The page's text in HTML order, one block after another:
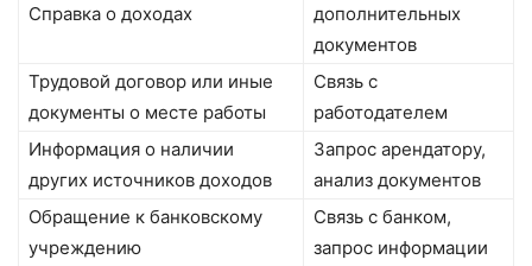
Справка о доходах
дополнительных
документов
Трудовой договор или иные
документы о месте работы
Связь с
работодателем
Информация о наличии
других источников доходов
Запрос арендатору,
анализ документов
Обращение к банковскому
учреждению
Связь с банком,
запрос информации